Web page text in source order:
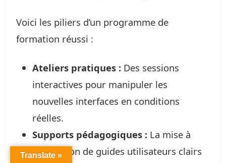
Voici les piliers d’un programme de
formation réussi :
Ateliers pratiques : Des sessions
interactives pour manipuler les
nouvelles interfaces en conditions
réelles.
Supports pédagogiques : La mise à
disposition de guides utilisateurs clairs
Translate »